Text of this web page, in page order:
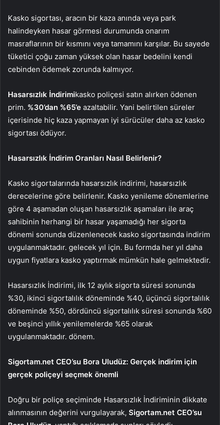
Kasko sigortası, aracın bir kaza anında veya park
halindeyken hasar görmesi durumunda onarım
masraflarının bir kısmını veya tamamını karşılar. Bu sayede
tüketici çoğu zaman yüksek olan hasar bedelini kendi
cebinden ödemek zorunda kalmıyor.
Hasarsızlık İndirimikasko poliçesi satın alırken ödenen
prim. %30’dan %65’e azaltabilir. Yani belirtilen süreler
içerisinde hiç kaza yapmayan iyi sürücüler daha az kasko
sigortası ödüyor.
Hasarsızlık İndirim Oranları Nasıl Belirlenir?
Kasko sigortalarında hasarsızlık indirimi, hasarsızlık
derecelerine göre belirlenir. Kasko yenileme dönemlerine
göre 4 aşamadan oluşan hasarsızlık aşamaları ile araç
sahibinin herhangi bir hasar yaşamadığı her sigorta
dönemi sonunda düzenlenecek kasko sigortasında indirim
uygulanmaktadır. gelecek yıl için. Bu formda her yıl daha
uygun fiyatlara kasko yaptırmak mümkün hale gelmektedir.
Hasarsızlık İndirimi, ilk 12 aylık sigorta süresi sonunda
%30, ikinci sigortalılık döneminde %40, üçüncü sigortalılık
döneminde %50, dördüncü sigortalılık süresi sonunda %60
ve beşinci yıllık yenilemelerde %65 olarak
uygulanmaktadır. dönem.
Sigortam.net CEO’su Bora Uludüz: Gerçek indirim için
gerçek poliçeyi seçmek önemli
Doğru bir poliçe seçiminde Hasarsızlık İndiriminin dikkate
alınmasının değerini vurgulayarak, Sigortam.net CEO’su